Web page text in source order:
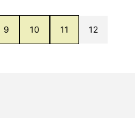
9 10 11 12